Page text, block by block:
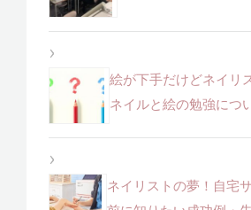
絵が下手だけどネイリ
ネイルと絵の勉強につ
ネイリストの夢！自宅